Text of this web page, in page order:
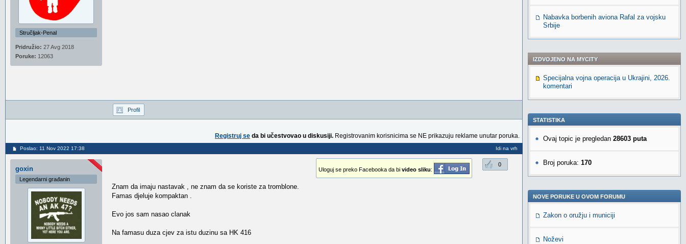
Stručljak-Penal
Pridružio: 27 Avg 2018
Poruke: 12063
Profil
Registruj se da bi učestvovao u diskusiji. Registrovanim korisnicima se NE prikazuju reklame unutar poruka.
Poslao: 11 Nov 2022 17:38 Idi na vrh
goxin
Legendarni građanin
0
Uloguj se preko Facebooka da bi video sliku:
Znam da imaju nastavak , ne znam da se koriste za tromblone.
Famas djeluje kompaktan .
Evo jos sam nasao clanak
Na famasu duza cjev za istu duzinu sa HK 416
Nabavka borbenih aviona Rafal za vojsku
Srbije
IZDVOJENO NA MYCITY
Specijalna vojna operacija u Ukrajini, 2026.
komentari
STATISTIKA
Ovaj topic je pregledan 28603 puta
Broj poruka: 170
NOVE PORUKE U OVOM FORUMU
Zakon o oružju i municiji
Noževi